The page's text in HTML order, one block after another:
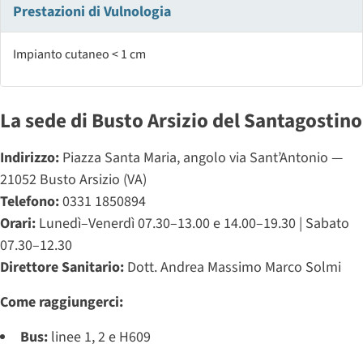
Prestazioni di Vulnologia
Impianto cutaneo < 1 cm
La sede di Busto Arsizio del Santagostino
Indirizzo: Piazza Santa Maria, angolo via Sant’Antonio —
21052 Busto Arsizio (VA)
Telefono:0331 1850894
Orari: Lunedì–Venerdì 07.30–13.00 e 14.00–19.30 | Sabato
07.30–12.30
Direttore Sanitario: Dott. Andrea Massimo Marco Solmi
Come raggiungerci:
Bus: linee 1, 2 e H609